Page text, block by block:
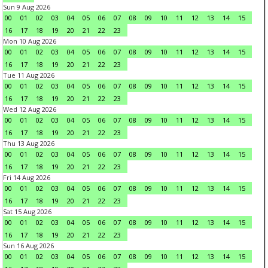
Sun 9 Aug 2026
00
01 02 03 04 05 06 07 08 09 10 11 12 13 14
15
16
17 18 19 20 21 22
23
Mon 10 Aug 2026
00
01 02 03 04 05 06 07 08 09 10 11 12 13 14
15
16
17 18 19 20 21 22
23
Tue 11 Aug 2026
00
01 02 03 04 05 06 07 08 09 10 11 12 13 14
15
16
17 18 19 20 21 22
23
Wed 12 Aug 2026
00
01 02 03 04 05 06 07 08 09 10 11 12 13 14
15
16
17 18 19 20 21 22
23
Thu 13 Aug 2026
00
01 02 03 04 05 06 07 08 09 10 11 12 13 14
15
16
17 18 19 20 21 22
23
Fri 14 Aug 2026
00
01 02 03 04 05 06 07 08 09 10 11 12 13 14
15
16
17 18 19 20 21 22
23
Sat 15 Aug 2026
00
01 02 03 04 05 06 07 08 09 10 11 12 13 14
15
16
17 18 19 20 21 22
23
Sun 16 Aug 2026
00
01 02 03 04 05 06 07 08 09 10 11 12 13 14
15